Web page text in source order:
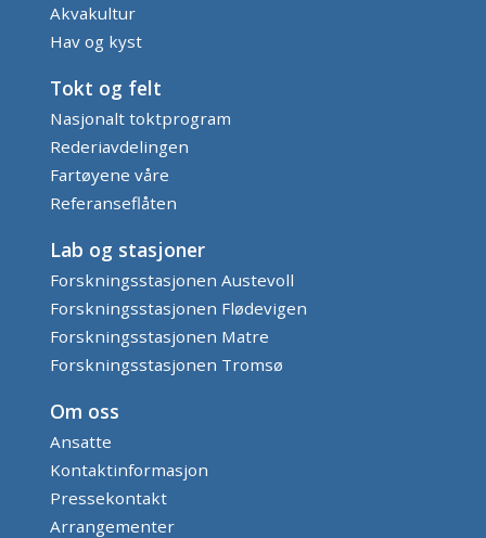
Akvakultur
Hav og kyst
Tokt og felt
Nasjonalt toktprogram
Rederiavdelingen
Fartøyene våre
Referanseflåten
Lab og stasjoner
Forskningsstasjonen Austevoll
Forskningsstasjonen Flødevigen
Forskningsstasjonen Matre
Forskningsstasjonen Tromsø
Om oss
Ansatte
Kontaktinformasjon
Pressekontakt
Arrangementer